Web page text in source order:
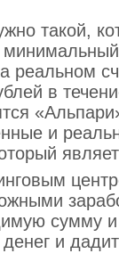
такой,
реальном
в
и
сумму и
и